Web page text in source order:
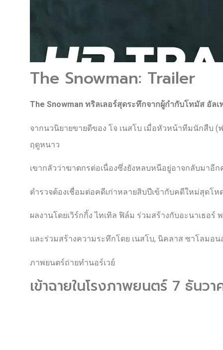
The Snowman: Trailer
The Snowman ทริลเลอร์สุดระทึกจากผู้กำกับโทมัส อัล
จากนวนิยายขายดีของ โจ เนสโบ เมื่อหัวหน้าทีมนักสืบ
ฤดูหนาว
เขากลัวว่าฆาตกรต่อเนื่องซึ่งยังหลบหนีอยู่อาจกลับมาอี
ตำรวจต้องเชื่อมต่อคดีเก่าหลายสิบปีเข้ากับคดีใหม่สุดโ
ผลงานโดยเวิร์กกิ้ง ไทเทิล ฟิล์ม ร่วมสร้างกับอะนาเธอร์
และร่วมสร้างความระทึกโดย เนสโบ, นิคลาส ซาโลมอ
ภาพยนตร์ถ่ายทำนอร์เวย์
เข้าฉายในโรงภาพยนตร์ 7 ธันวา